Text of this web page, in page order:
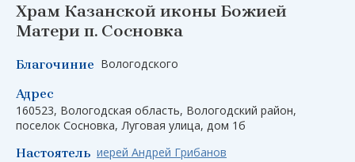
Храм Казанской иконы Божией
Матери п. Сосновка
Благочиние Вологодского
Адрес
160523, Вологодская область, Вологодский район,
поселок Сосновка, Луговая улица, дом 1б
Настоятель иерей Андрей Грибанов